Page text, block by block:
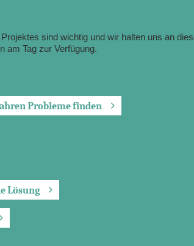
sind wichtig und wir halten uns an
am Tag zur Verfügung.
Probleme finden
Lösung